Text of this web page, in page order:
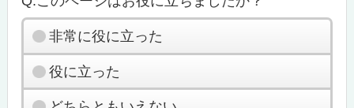
非常に役に立った
役に立った